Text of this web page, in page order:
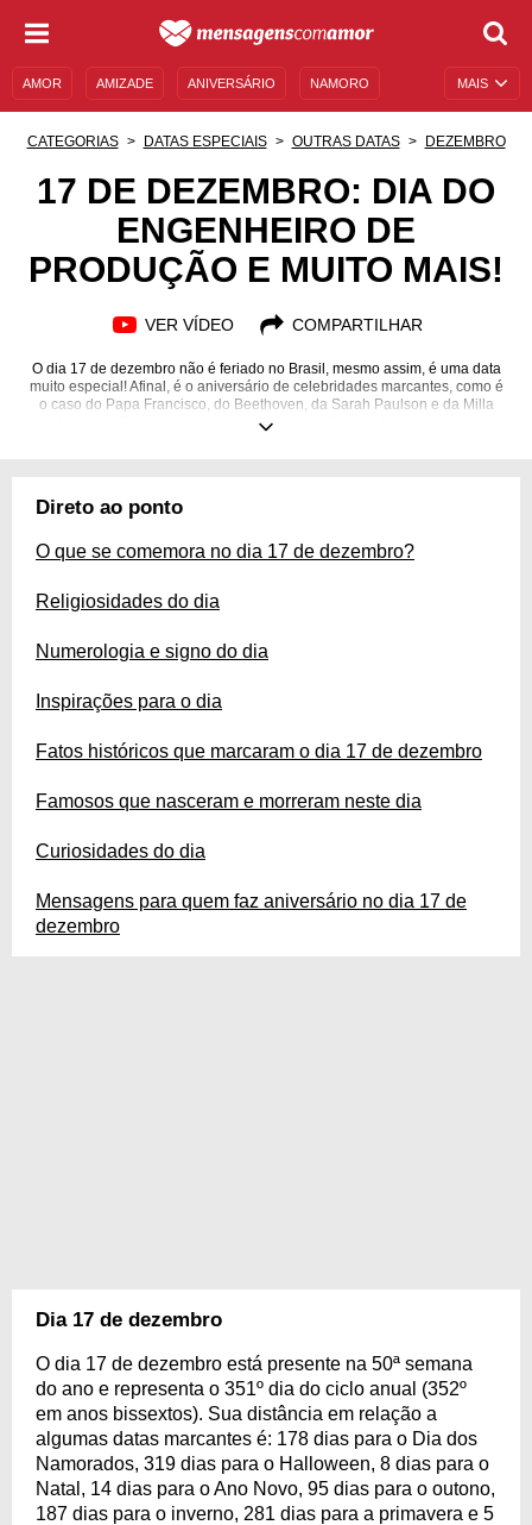
MAIS
AMOR AMIZADE ANIVERSÁRIO NAMORO
MENSAGENS E FRASES MENSAGENS DE ANIVERSÁRIO
ENTRETENIMENTO FAMOSOS BÍBLIA
CATEGORIAS DATAS ESPECIAIS OUTRAS DATAS DEZEMBRO
17 DE DEZEMBRO: DIA DO
ENGENHEIRO DE
PRODUÇÃO E MUITO MAIS!
VER VÍDEO COMPARTILHAR
O dia 17 de dezembro não é feriado no Brasil, mesmo assim, é uma data
muito especial! Afinal, é o aniversário de celebridades marcantes, como é
o caso do Papa Francisco, do Beethoven, da Sarah Paulson e da Milla
Jovovich! E não para por aí, porque esse dia também é repleto de
mensagens especiais para aniversariantes. Veja agora mesmo!
Direto ao ponto
O que se comemora no dia 17 de dezembro?
Religiosidades do dia
Numerologia e signo do dia
Inspirações para o dia
Fatos históricos que marcaram o dia 17 de dezembro
Famosos que nasceram e morreram neste dia
Curiosidades do dia
Mensagens para quem faz aniversário no dia 17 de
dezembro
Dia 17 de dezembro
O dia 17 de dezembro está presente na 50ª semana
do ano e representa o 351º dia do ciclo anual (352º
em anos bissextos). Sua distância em relação a
algumas datas marcantes é: 178 dias para o Dia dos
Namorados, 319 dias para o Halloween, 8 dias para o
Natal, 14 dias para o Ano Novo, 95 dias para o outono,
187 dias para o inverno, 281 dias para a primavera e 5